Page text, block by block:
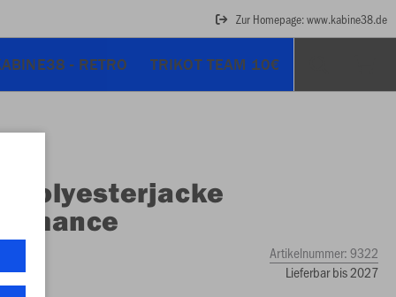
Zur Homepage: www.kabine38.de
- RETRO TRIKOT TEAM 10€
Polyesterjacke
Artikelnummer:9322
Lieferbar bis 2027